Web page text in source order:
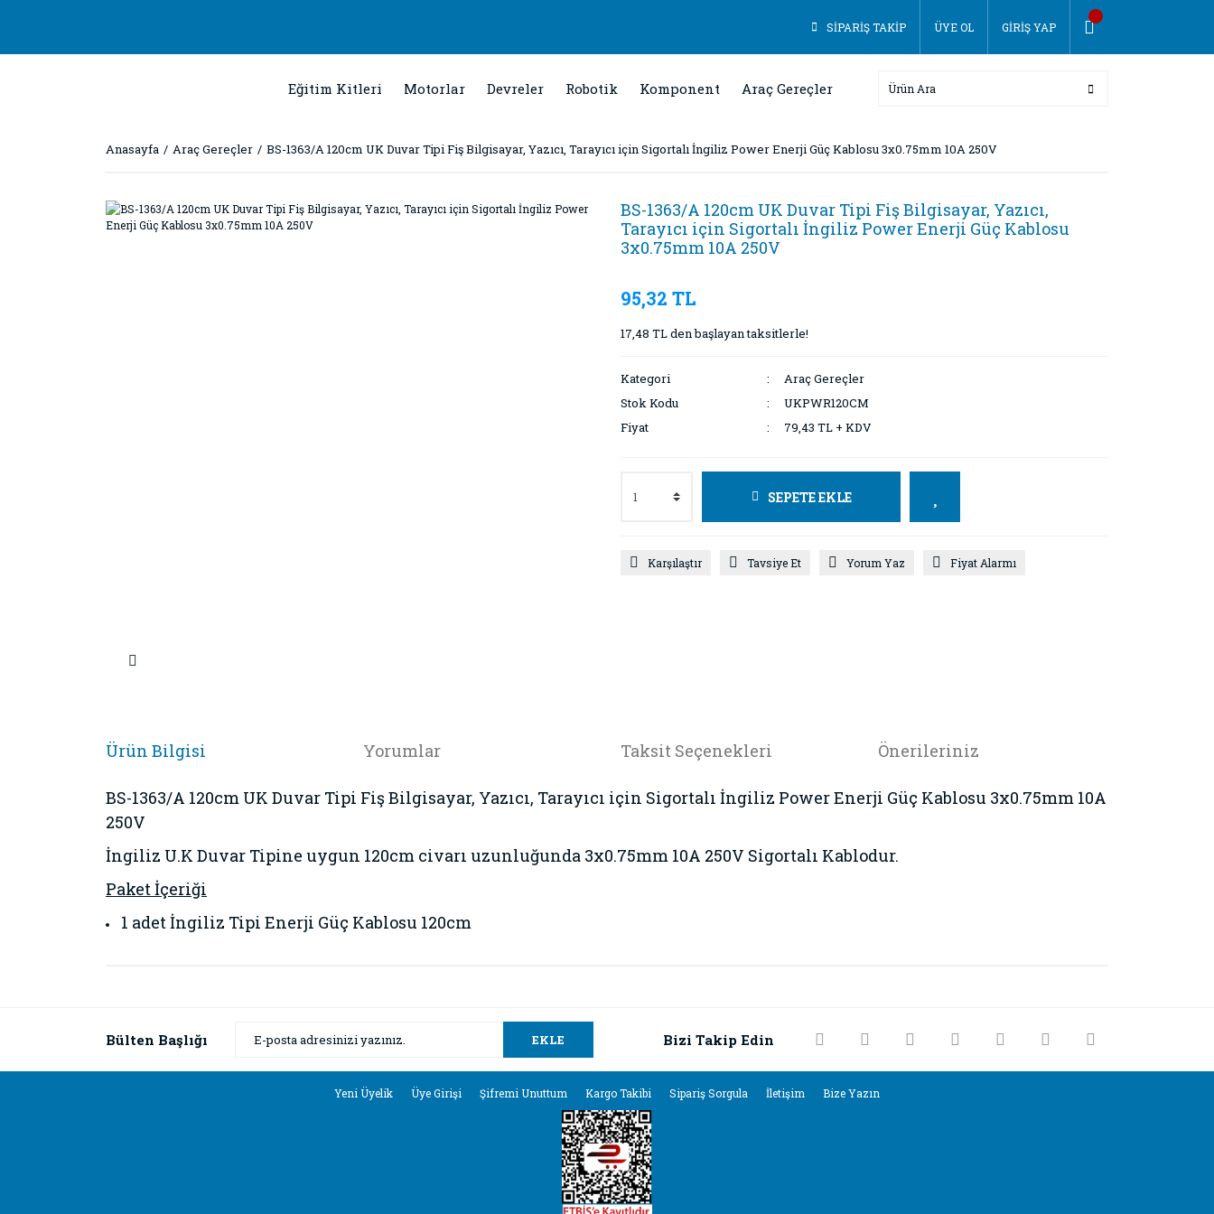
SİPARİŞ TAKİP ÜYE OL GİRİŞ YAP
Eğitim Kitleri Motorlar Devreler Robotik Komponent Araç Gereçler
Anasayfa Araç Gereçler BS-1363/A 120cm UK Duvar Tipi Fiş Bilgisayar, Yazıcı, Tarayıcı için Sigortalı İngiliz Power Enerji Güç Kablosu 3x0.75mm 10A 250V
BS-1363/A 120cm UK Duvar Tipi Fiş Bilgisayar, Yazıcı,
Tarayıcı için Sigortalı İngiliz Power Enerji Güç Kablosu
3x0.75mm 10A 250V
95,32 TL
17,48 TL den başlayan taksitlerle!
Kategori
Araç Gereçler
Stok Kodu
UKPWR120CM
Fiyat
79,43 TL + KDV
SEPETE EKLE
Karşılaştır Tavsiye Et Yorum Yaz Fiyat Alarmı
Ürün Bilgisi Yorumlar Taksit Seçenekleri Önerileriniz
BS-1363/A 120cm UK Duvar Tipi Fiş Bilgisayar, Yazıcı, Tarayıcı için Sigortalı İngiliz Power Enerji Güç Kablosu 3x0.75mm 10A
250V
İngiliz U.K Duvar Tipine uygun 120cm civarı uzunluğunda 3x0.75mm 10A 250V Sigortalı Kablodur.
Paket İçeriği
1 adet İngiliz Tipi Enerji Güç Kablosu 120cm
Ürün resmi kalitesiz, bozuk veya görüntülenemiyor.
Bülten Başlığı EKLE Bizi Takip Edin
Yeni Üyelik Üye Girişi Şifremi Unuttum Kargo Takibi Sipariş Sorgula İletişim Bize Yazın